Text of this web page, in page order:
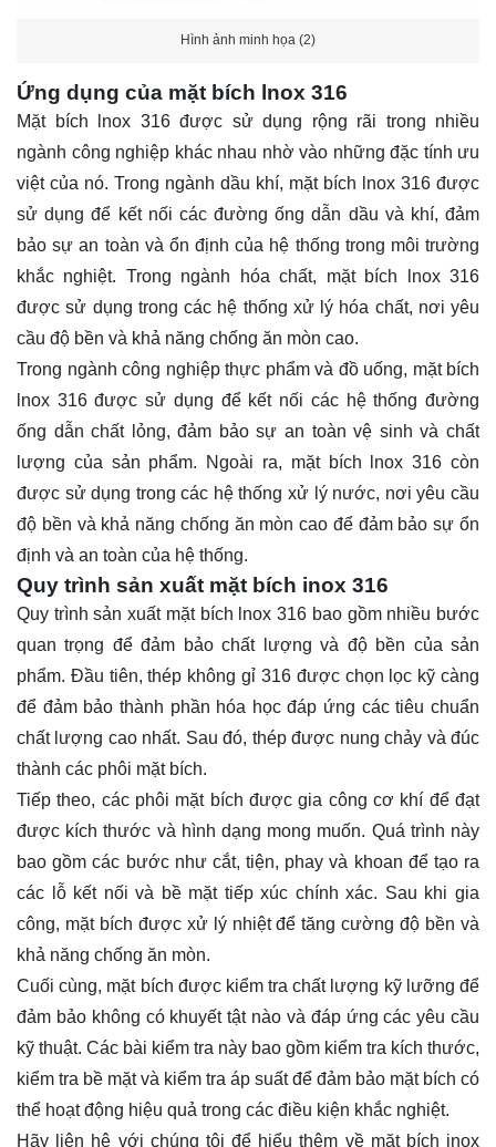
Hình ảnh minh họa (2)
Ứng dụng của mặt bích lnox 316
Mặt bích lnox 316 được sử dụng rộng rãi trong nhiều
ngành công nghiệp khác nhau nhờ vào những đặc tính ưu
việt của nó. Trong ngành dầu khí, mặt bích lnox 316 được
sử dụng để kết nối các đường ống dẫn dầu và khí, đảm
bảo sự an toàn và ổn định của hệ thống trong môi trường
khắc nghiệt. Trong ngành hóa chất, mặt bích lnox 316
được sử dụng trong các hệ thống xử lý hóa chất, nơi yêu
cầu độ bền và khả năng chống ăn mòn cao.
Trong ngành công nghiệp thực phẩm và đồ uống, mặt bích
lnox 316 được sử dụng để kết nối các hệ thống đường
ống dẫn chất lỏng, đảm bảo sự an toàn vệ sinh và chất
lượng của sản phẩm. Ngoài ra, mặt bích lnox 316 còn
được sử dụng trong các hệ thống xử lý nước, nơi yêu cầu
độ bền và khả năng chống ăn mòn cao để đảm bảo sự ổn
định và an toàn của hệ thống.
Quy trình sản xuất mặt bích inox 316
Quy trình sản xuất mặt bích lnox 316 bao gồm nhiều bước
quan trọng để đảm bảo chất lượng và độ bền của sản
phẩm. Đầu tiên, thép không gỉ 316 được chọn lọc kỹ càng
để đảm bảo thành phần hóa học đáp ứng các tiêu chuẩn
chất lượng cao nhất. Sau đó, thép được nung chảy và đúc
thành các phôi mặt bích.
Tiếp theo, các phôi mặt bích được gia công cơ khí để đạt
được kích thước và hình dạng mong muốn. Quá trình này
bao gồm các bước như cắt, tiện, phay và khoan để tạo ra
các lỗ kết nối và bề mặt tiếp xúc chính xác. Sau khi gia
công, mặt bích được xử lý nhiệt để tăng cường độ bền và
khả năng chống ăn mòn.
Cuối cùng, mặt bích được kiểm tra chất lượng kỹ lưỡng để
đảm bảo không có khuyết tật nào và đáp ứng các yêu cầu
kỹ thuật. Các bài kiểm tra này bao gồm kiểm tra kích thước,
kiểm tra bề mặt và kiểm tra áp suất để đảm bảo mặt bích có
thể hoạt động hiệu quả trong các điều kiện khắc nghiệt.
Hãy
liên hệ với chúng tôi để hiểu thêm về mặt bích inox